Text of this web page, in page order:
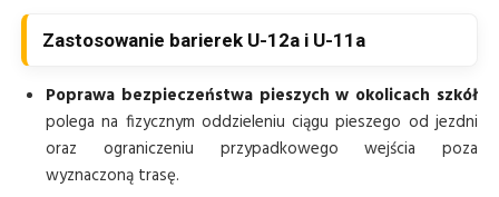
Zastosowanie barierek U-12a i U-11a
Poprawa bezpieczeństwa pieszych w okolicach szkół
polega na fizycznym oddzieleniu ciągu pieszego od jezdni
oraz ograniczeniu przypadkowego wejścia poza
wyznaczoną trasę.